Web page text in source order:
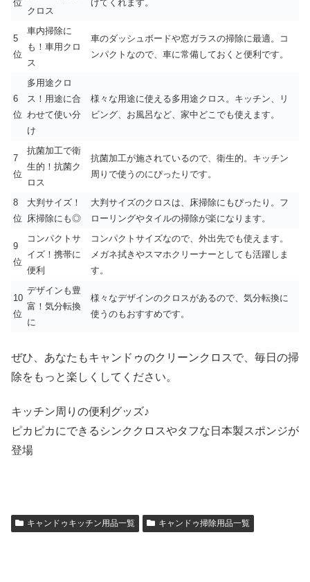
位
クロス
げてくれます。
5
位
車内掃除に
も！車用クロ
ス
車のダッシュボードや窓ガラスの掃除に最適。コ
ンパクトなので、車に常備しておくと便利です。
6
位
多用途クロ
ス！用途に合
わせて使い分
け
様々な用途に使える多用途クロス。キッチン、リ
ビング、お風呂など、家中どこでも使えます。
7
位
抗菌加工で衛
生的！抗菌ク
ロス
抗菌加工が施されているので、衛生的。キッチン
周りで使うのにぴったりです。
8
位
大判サイズ！
床掃除にも◎
大判サイズのクロスは、床掃除にもぴったり。フ
ローリングやタイルの掃除が楽になります。
9
位
コンパクトサ
イズ！携帯に
便利
コンパクトサイズなので、外出先でも使えます。
メガネ拭きやスマホクリーナーとしても活躍しま
す。
10
位
デザインも豊
富！気分転換
に
様々なデザインのクロスがあるので、気分転換に
使うのもおすすめです。
ぜひ、あなたもキャンドゥのクリーンクロスで、毎日の掃
除をもっと楽しくしてください。
キッチン周りの便利グッズ♪
ピカピカにできるシンククロスやタフな日本製スポンジが
登場
キャンドゥキッチン用品一覧 キャンドゥ掃除用品一覧